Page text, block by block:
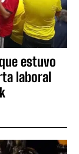
estuvo
laboral